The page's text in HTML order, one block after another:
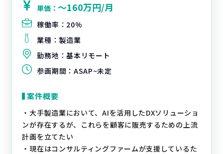
単価：〜160万円/月
稼働率： 20%
業種： 製造業
勤務地：基本リモート
参画期間： ASAP~未定
案件概要
・大手製造業において、AIを活用したDXソリューショ
ンが存在するが、これらを顧客に販売するための上流
計画を立てたい
・現在はコンサルティングファームが支援しているた